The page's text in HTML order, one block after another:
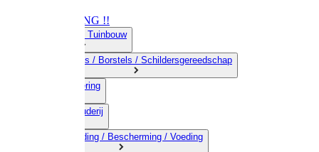
OPRUIMING !!
01) Land-& Tuinbouw
02) Bezems / Borstels / Schildersgereedschap
03) Afrastering
04) Veehouderij
05) Bestrijding / Bescherming / Voeding